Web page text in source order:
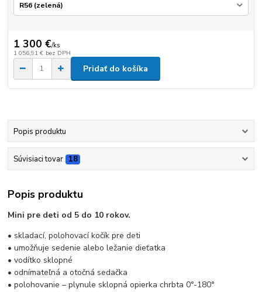
1 300 €/ks
1 056,91 € bez DPH
Pridať do košíka
Popis produktu
Súvisiaci tovar 18
Popis produktu
Mini pre deti od 5 do 10 rokov.
• skladací, polohovací kočík pre deti
• umožňuje sedenie alebo ležanie dieťatka
• vodítko sklopné
• odnímateľná a otočná sedačka
• polohovanie – plynule sklopná opierka chrbta 0°-180°